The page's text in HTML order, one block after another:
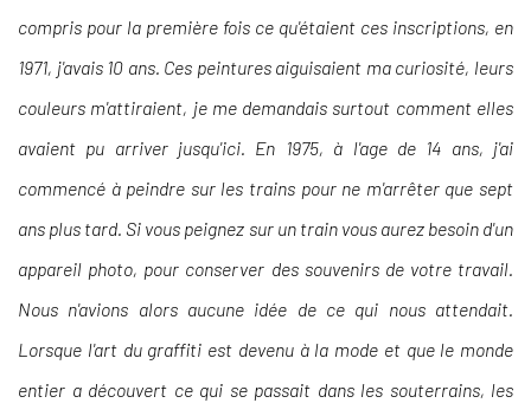
compris pour la première fois ce qu'étaient ces inscriptions, en
1971, j'avais 10 ans. Ces peintures aiguisaient ma curiosité, leurs
couleurs m'attiraient, je me demandais surtout comment elles
avaient pu arriver jusqu'ici. En 1975, à l'age de 14 ans, j'ai
commencé à peindre sur les trains pour ne m'arrêter que sept
ans plus tard. Si vous peignez sur un train vous aurez besoin d'un
appareil photo, pour conserver des souvenirs de votre travail.
Nous n'avions alors aucune idée de ce qui nous attendait.
Lorsque l'art du graffiti est devenu à la mode et que le monde
entier a découvert ce qui se passait dans les souterrains, les